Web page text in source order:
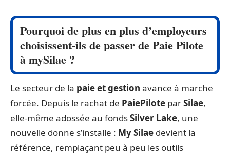
Pourquoi de plus en plus d’employeurs
choisissent-ils de passer de Paie Pilote
à mySilae ?
Le secteur de la paie et gestion avance à marche
forcée. Depuis le rachat de PaiePilote parSilae,
elle-même adossée au fondsSilver Lake, une
nouvelle donne s’installe : My Silae devient la
référence, remplaçant peu à peu les outils